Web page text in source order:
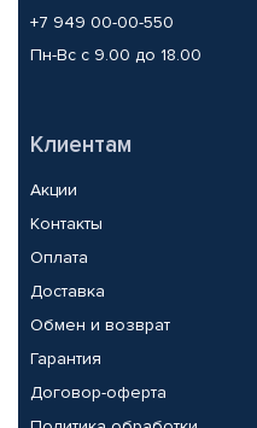
+7 949 00-00-550
Пн-Вс с 9.00 до 18.00
Клиентам
Акции
Контакты
Оплата
Доставка
Обмен и возврат
Гарантия
Договор-оферта